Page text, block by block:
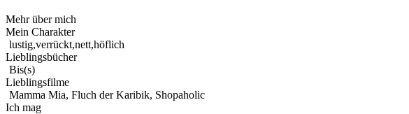
Mehr über mich
Mein Charakter
lustig,verrückt,nett,höflich
Lieblingsbücher
Bis(s)
Lieblingsfilme
Mamma Mia, Fluch der Karibik, Shopaholic
Ich mag